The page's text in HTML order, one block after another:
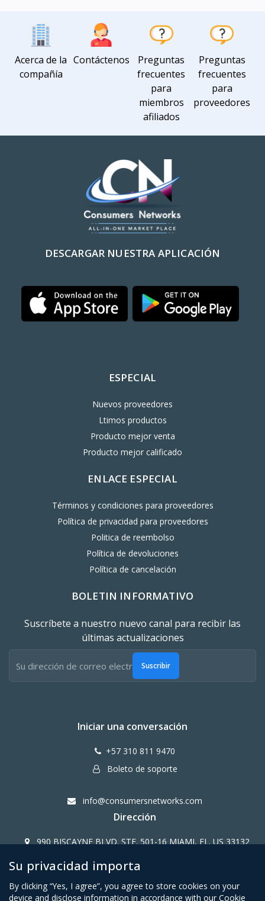
Acerca de la
compañía
Contáctenos
Preguntas
frecuentes
para
miembros
afiliados
Preguntas
frecuentes
para
proveedores
DESCARGAR NUESTRA APLICACIÓN
ESPECIAL
Nuevos proveedores
Ltimos productos
Producto mejor venta
Producto mejor calificado
ENLACE ESPECIAL
Términos y condiciones para proveedores
Política de privacidad para proveedores
Politica de reembolso
Política de devoluciones
Política de cancelación
BOLETIN INFORMATIVO
Suscríbete a nuestro nuevo canal para recibir las
últimas actualizaciones
Suscribir
Iniciar una conversación
+57 310 811 9470
Boleto de soporte
info@consumersnetworks.com
Dirección
990 BISCAYNE BLVD. STE. 501-16 MIAMI, FL. US 33132
Copy Right CONSUMERS NETWORK@2024
Su privacidad importa
By clicking “Yes, I agree”, you agree to store cookies on your
device and disclose information in accordance with our Cookie